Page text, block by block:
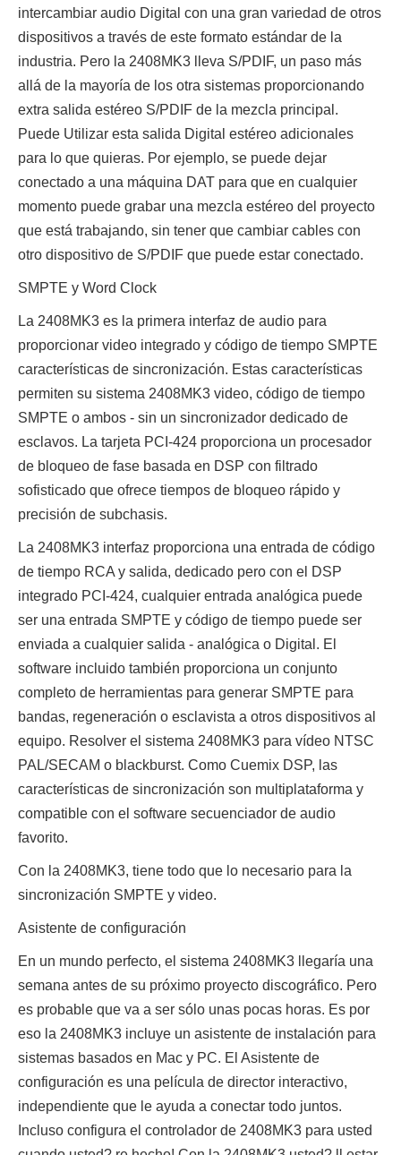
intercambiar audio Digital con una gran variedad de otros
dispositivos a través de este formato estándar de la
industria. Pero la 2408MK3 lleva S/PDIF, un paso más
allá de la mayoría de los otra sistemas proporcionando
extra salida estéreo S/PDIF de la mezcla principal.
Puede Utilizar esta salida Digital estéreo adicionales
para lo que quieras. Por ejemplo, se puede dejar
conectado a una máquina DAT para que en cualquier
momento puede grabar una mezcla estéreo del proyecto
que está trabajando, sin tener que cambiar cables con
otro dispositivo de S/PDIF que puede estar conectado.
SMPTE y Word Clock
La 2408MK3 es la primera interfaz de audio para
proporcionar video integrado y código de tiempo SMPTE
características de sincronización. Estas características
permiten su sistema 2408MK3 video, código de tiempo
SMPTE o ambos - sin un sincronizador dedicado de
esclavos. La tarjeta PCI-424 proporciona un procesador
de bloqueo de fase basada en DSP con filtrado
sofisticado que ofrece tiempos de bloqueo rápido y
precisión de subchasis.
La 2408MK3 interfaz proporciona una entrada de código
de tiempo RCA y salida, dedicado pero con el DSP
integrado PCI-424, cualquier entrada analógica puede
ser una entrada SMPTE y código de tiempo puede ser
enviada a cualquier salida - analógica o Digital. El
software incluido también proporciona un conjunto
completo de herramientas para generar SMPTE para
bandas, regeneración o esclavista a otros dispositivos al
equipo. Resolver el sistema 2408MK3 para vídeo NTSC
PAL/SECAM o blackburst. Como Cuemix DSP, las
características de sincronización son multiplataforma y
compatible con el software secuenciador de audio
favorito.
Con la 2408MK3, tiene todo que lo necesario para la
sincronización SMPTE y video.
Asistente de configuración
En un mundo perfecto, el sistema 2408MK3 llegaría una
semana antes de su próximo proyecto discográfico. Pero
es probable que va a ser sólo unas pocas horas. Es por
eso la 2408MK3 incluye un asistente de instalación para
sistemas basados en Mac y PC. El Asistente de
configuración es una película de director interactivo,
independiente que le ayuda a conectar todo juntos.
Incluso configura el controlador de 2408MK3 para usted